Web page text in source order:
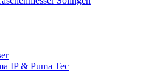
IP & Puma Tec